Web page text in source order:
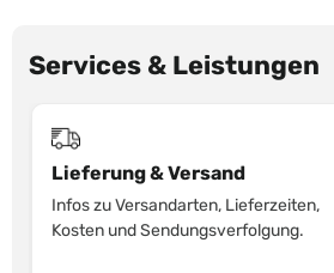
Services & Leistungen
Lieferung & Versand
Infos zu Versandarten, Lieferzeiten,
Kosten und Sendungsverfolgung.